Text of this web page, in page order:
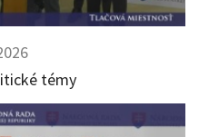
témy